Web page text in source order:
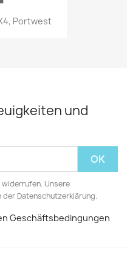
Portwest
und
Unsere
der Datenschutzerklärung.
Geschäftsbedingungen